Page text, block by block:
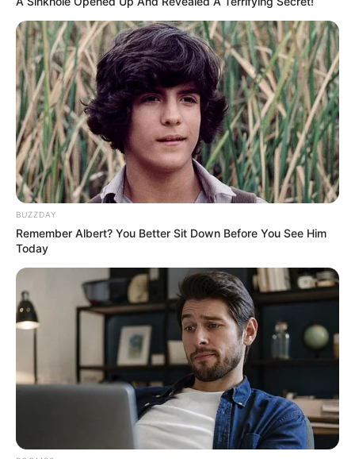
0 0
Xəbər xoşunuza gəldi? Sosial şəbəkələrdə paylaşın
İlham Əliyev Avropa Komissiyası Fon der Lyayen
Bizi Facebook-da
izləyin
Bizi Twitter-da
izləyin
Bizə yazın: (+99450) 247 90 86
BUZZDAY
Remember Albert? You Better Sit Down Before You See Him
Today